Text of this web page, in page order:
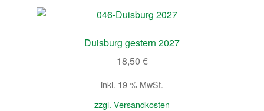
Duisburg gestern 2027
18,50 €
inkl. 19 % MwSt.
zzgl. Versandkosten